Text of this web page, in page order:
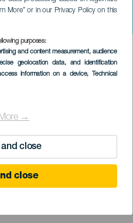
More” or in our Privacy Policy on this
purposes:
and content measurement, audience
geolocation data, and identification
information on a device, Technical
→
close
close